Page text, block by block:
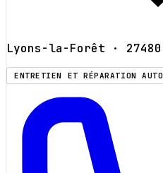
Lyons-la-Forêt · 27480
ENTRETIEN ET RÉPARATION AUTO